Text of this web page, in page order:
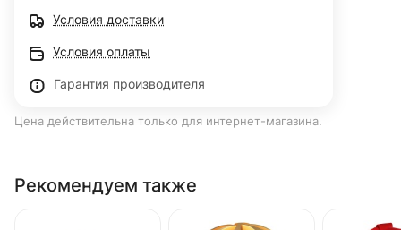
Условия доставки
Условия оплаты
Гарантия производителя
Цена действительна только для интернет-магазина.
Рекомендуем также